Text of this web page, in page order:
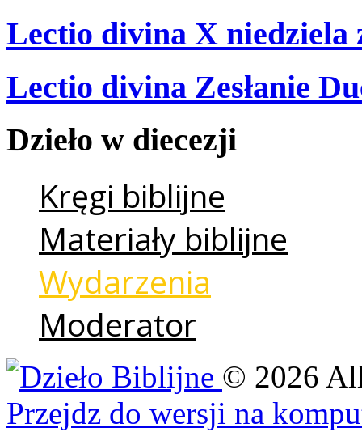
Lectio divina X niedziela
Lectio divina Zesłanie
Dzieło w diecezji
Kręgi biblijne
Materiały biblijne
Wydarzenia
Moderator
© 2026
Przejdz do wersji na